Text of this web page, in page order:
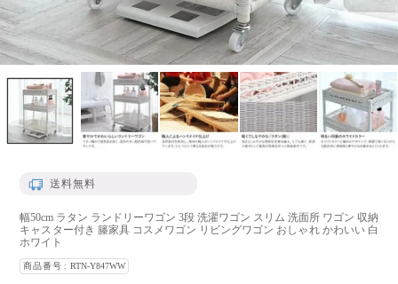
送料無料
幅50cm ラタン ランドリーワゴン 3段 洗濯ワゴン スリム 洗面所 ワゴン 収納
キャスター付き 籐家具 コスメワゴン リビングワゴン おしゃれ かわいい 白
ホワイト
商品番号 RTN-Y847WW